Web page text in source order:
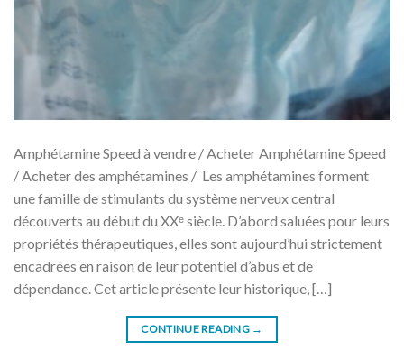
Amphétamine Speed ​​​​à vendre / Acheter Amphétamine Speed
/ Acheter des amphétamines / Les amphétamines forment
une famille de stimulants du système nerveux central
découverts au début du XXᵉ siècle. D’abord saluées pour leurs
propriétés thérapeutiques, elles sont aujourd’hui strictement
encadrées en raison de leur potentiel d’abus et de
dépendance. Cet article présente leur historique, […]
CONTINUE READING →